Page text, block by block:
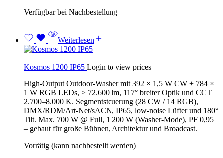
Verfügbar bei Nachbestellung
Weiterlesen
Kosmos 1200 IP65 Login to view prices
High-Output Outdoor-Washer mit 392 × 1,5 W CW + 784 ×
1 W RGB LEDs, ≥ 72.600 lm, 117° breiter Optik und CCT
2.700–8.000 K. Segmentsteuerung (28 CW / 14 RGB),
DMX/RDM/Art-Net/sACN, IP65, low-noise Lüfter und 180°
Tilt. Max. 700 W @ Full, 1.200 W (Washer-Mode), PF 0,95
– gebaut für große Bühnen, Architektur und Broadcast.
Vorrätig (kann nachbestellt werden)